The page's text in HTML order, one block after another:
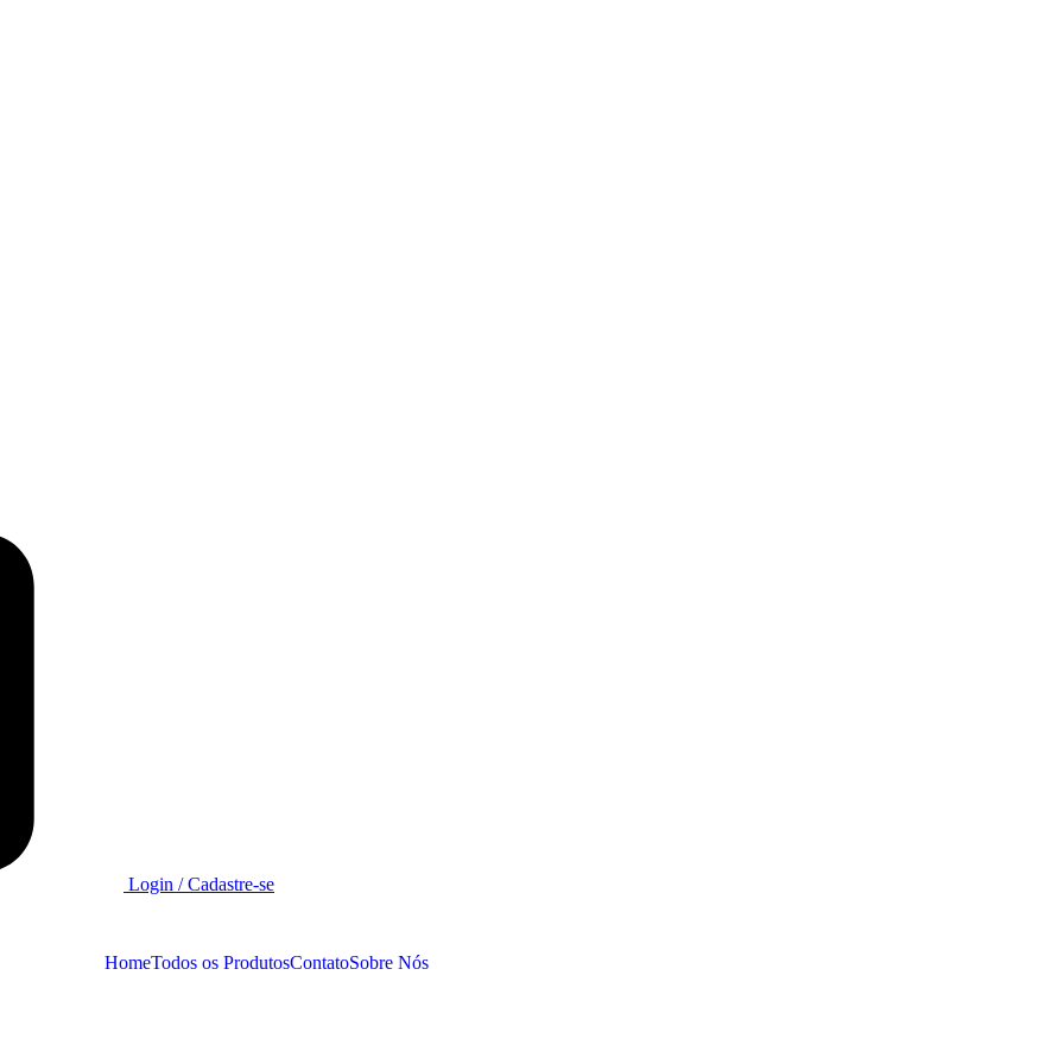
Login / Cadastre-se
HomeTodos os ProdutosContatoSobre Nós